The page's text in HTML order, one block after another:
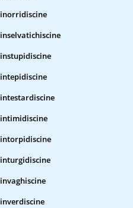
inorridiscine
inselvatichiscine
instupidiscine
intepidiscine
intestardiscine
intimidiscine
intorpidiscine
inturgidiscine
invaghiscine
inverdiscine